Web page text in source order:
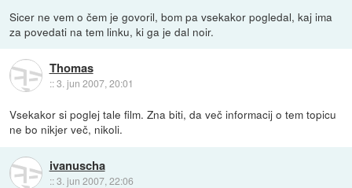
Sicer ne vem o čem je govoril, bom pa vsekakor pogledal, kaj ima
za povedati na tem linku, ki ga je dal noir.
Thomas
::3. jun 2007, 20:01
Vsekakor si poglej tale film. Zna biti, da več informacij o tem topicu
ne bo nikjer več, nikoli.
ivanuscha
::3. jun 2007, 22:06